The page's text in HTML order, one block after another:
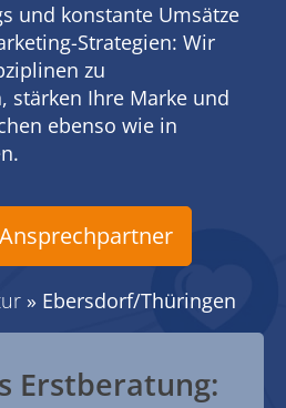
und konstante Umsätze
Strategien: Wir
zu
stärken Ihre Marke und
ebenso wie in
» Ebersdorf/Thüringen
Erstberatung: